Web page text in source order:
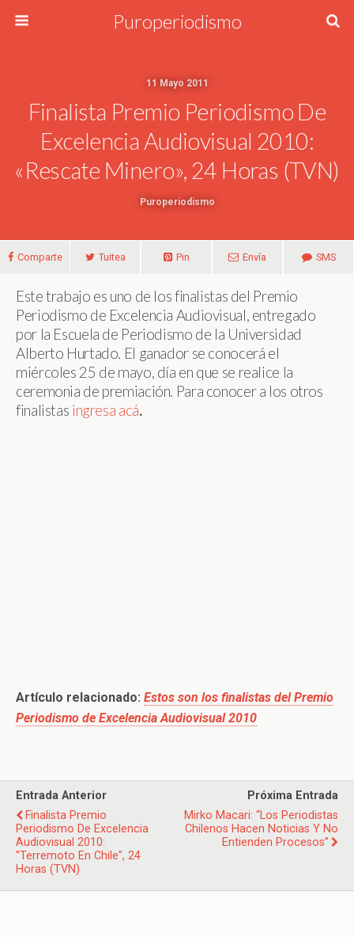
Puroperiodismo
11 Mayo 2011
Finalista Premio Periodismo De
Excelencia Audiovisual 2010:
«Rescate Minero», 24 Horas (TVN)
Puroperiodismo
Comparte Tuitea Pin Envía SMS
Este trabajo es uno de los finalistas del Premio
Periodismo de Excelencia Audiovisual, entregado
por la Escuela de Periodismo de la Universidad
Alberto Hurtado. El ganador se conocerá el
miércoles 25 de mayo, día en que se realice la
ceremonia de premiación. Para conocer a los otros
finalistas ingresa acá.
Artículo relacionado: Estos son los finalistas del Premio
Periodismo de Excelencia Audiovisual 2010
Entrada Anterior
Finalista Premio
Periodismo De Excelencia
Audiovisual 2010:
"Terremoto En Chile", 24
Horas (TVN)
Próxima Entrada
Mirko Macari: “Los Periodistas
Chilenos Hacen Noticias Y No
Entienden Procesos”